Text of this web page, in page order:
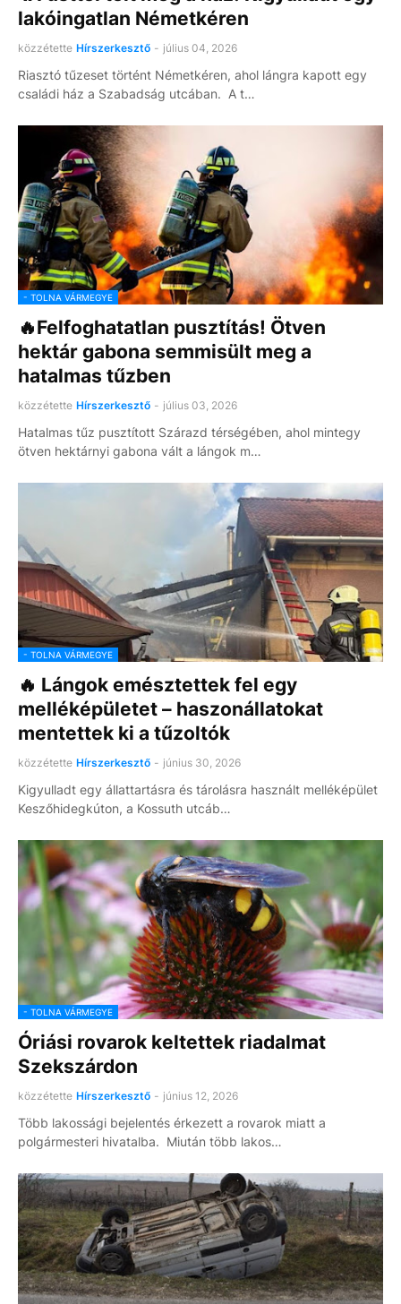
lakóingatlan Németkéren
közzétette Hírszerkesztő - július 04, 2026
Riasztó tűzeset történt Németkéren, ahol lángra kapott egy
családi ház a Szabadság utcában. A t…
- TOLNA VÁRMEGYE
🔥Felfoghatatlan pusztítás! Ötven
hektár gabona semmisült meg a
hatalmas tűzben
közzétette Hírszerkesztő - július 03, 2026
Hatalmas tűz pusztított Szárazd térségében, ahol mintegy
ötven hektárnyi gabona vált a lángok m…
- TOLNA VÁRMEGYE
🔥 Lángok emésztettek fel egy
melléképületet – haszonállatokat
mentettek ki a tűzoltók
közzétette Hírszerkesztő - június 30, 2026
Kigyulladt egy állattartásra és tárolásra használt melléképület
Keszőhidegkúton, a Kossuth utcáb…
- TOLNA VÁRMEGYE
Óriási rovarok keltettek riadalmat
Szekszárdon
közzétette Hírszerkesztő - június 12, 2026
Több lakossági bejelentés érkezett a rovarok miatt a
polgármesteri hivatalba. Miután több lakos…